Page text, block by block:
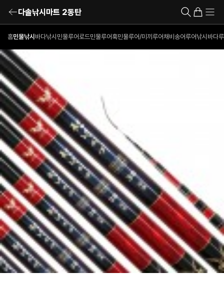
다솔낚시마트 2동탄
홈민물낚시 바다낚시 민물루어로드민물루어훅민물루어/미끼 루어채비 송어루어낚시 바다